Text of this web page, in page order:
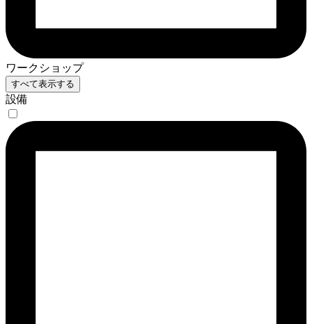
ワークショップ
すべて表示する
設備